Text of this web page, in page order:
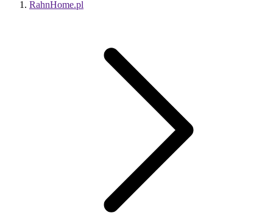
RahnHome.pl